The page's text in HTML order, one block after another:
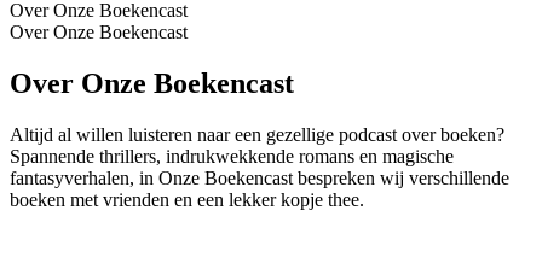
Over Onze Boekencast
Over Onze Boekencast
Over Onze Boekencast
Altijd al willen luisteren naar een gezellige podcast over boeken?
Spannende thrillers, indrukwekkende romans en magische
fantasyverhalen, in Onze Boekencast bespreken wij verschillende
boeken met vrienden en een lekker kopje thee.